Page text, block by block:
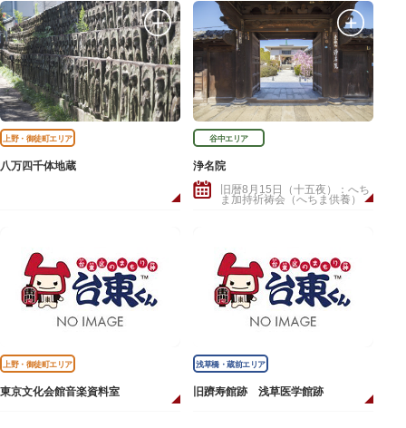
上野・御徒町エリア
八万四千体地蔵
谷中エリア
浄名院
旧暦8月15日（十五夜）：へち
ま加持祈祷会（へちま供養）
上野・御徒町エリア
東京文化会館音楽資料室
浅草橋・蔵前エリア
旧躋寿館跡 浅草医学館跡